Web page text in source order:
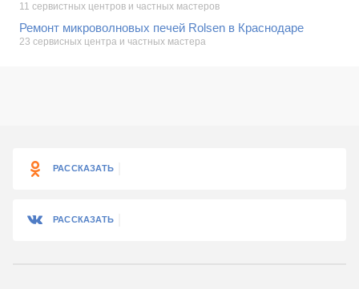
11 сервистных центров и частных мастеров
Ремонт микроволновых печей Rolsen в Краснодаре
23 сервисных центра и частных мастера
РАССКАЗАТЬ
РАССКАЗАТЬ